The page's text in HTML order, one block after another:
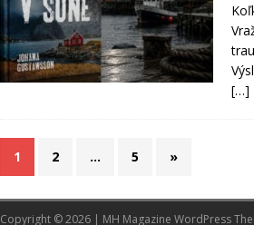
[…]
1 2 … 5 »
Copyright © 2026 | MH Magazine WordPress